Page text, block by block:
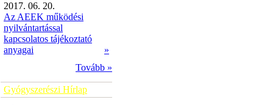
2017. 06. 20.
Az AEEK működési
nyilvántartással
kapcsolatos tájékoztató
anyagai
»
Tovább »
Gyógyszerészi Hírlap